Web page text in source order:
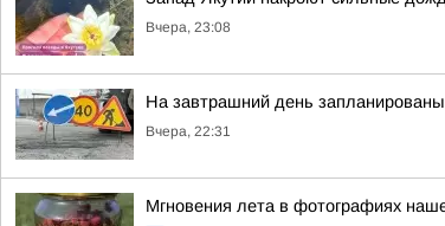
Вчера, 23:08
На завтрашний день
Вчера, 22:31
Мгновения лета в фотографиях